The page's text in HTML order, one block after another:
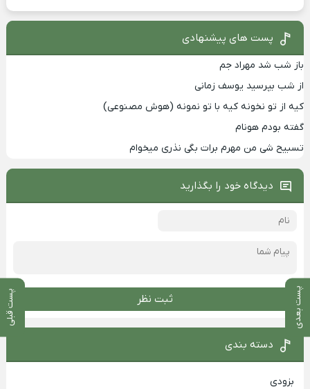
پست بعدی پست قبلی
پست های پیشنهادی
باز شب شد مهراد جم
از شب بپرسید یوسف زمانی
کیه از تو نخونه کیه با تو نمونه (هوش مصنوعی)
گفته بودم هونام
تسبیح شی من مهرم برات بگی نذری میخوام
دیدگاه خود را بگذارید
ثبت نظر
دسته بندی
بزودی